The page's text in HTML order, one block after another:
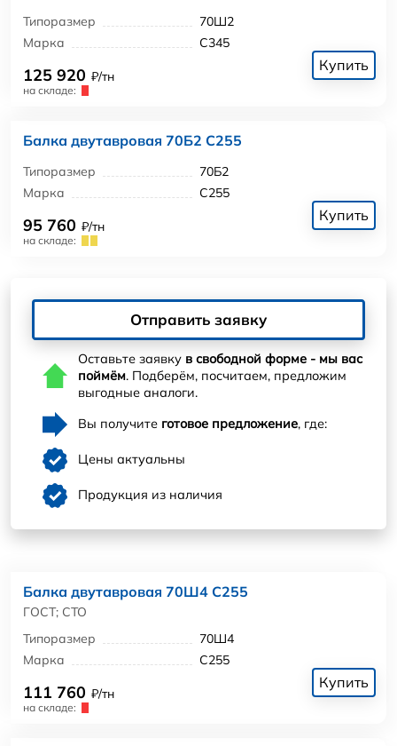
Типоразмер
70Ш2
Марка
С345
125 920 ₽/тн
на складе:
Купить
Балка двутавровая 70Б2 С255
Типоразмер
70Б2
Марка
С255
95 760 ₽/тн
на складе:
Купить
Отправить заявку
Оставьте заявку в свободной форме - мы вас
поймём. Подберём, посчитаем, предложим
выгодные аналоги.
Вы получите готовое предложение, где:
Цены актуальны
Продукция из наличия
Балка двутавровая 70Ш4 С255
ГОСТ; СТО
Типоразмер
70Ш4
Марка
С255
111 760 ₽/тн
на складе:
Купить